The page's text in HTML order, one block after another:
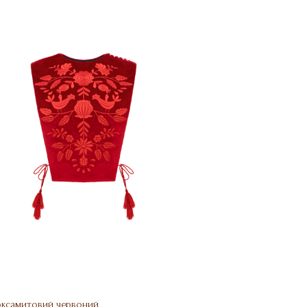
червоний